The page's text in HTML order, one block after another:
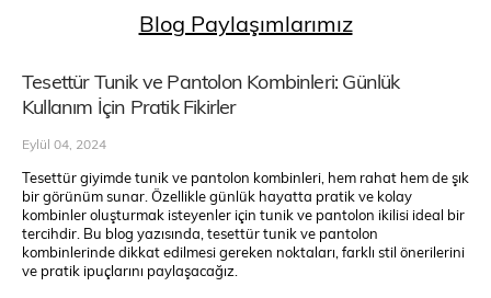
Blog Paylaşımlarımız
Tesettür Tunik ve Pantolon Kombinleri: Günlük
Kullanım İçin Pratik Fikirler
Eylül 04, 2024
Tesettür giyimde tunik ve pantolon kombinleri, hem rahat hem de şık
bir görünüm sunar. Özellikle günlük hayatta pratik ve kolay
kombinler oluşturmak isteyenler için tunik ve pantolon ikilisi ideal bir
tercihdir. Bu blog yazısında, tesettür tunik ve pantolon
kombinlerinde dikkat edilmesi gereken noktaları, farklı stil önerilerini
ve pratik ipuçlarını paylaşacağız.